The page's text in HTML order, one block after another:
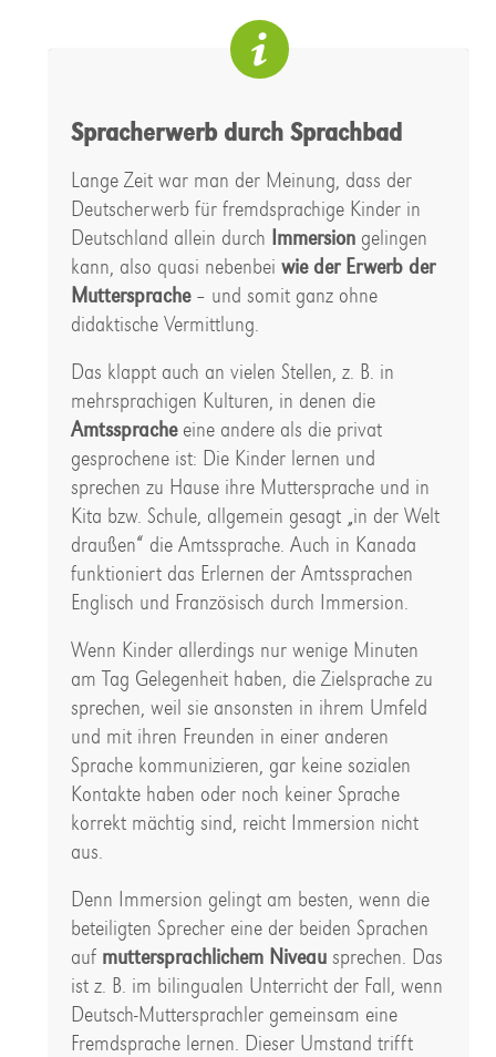
Spracherwerb durch Sprachbad
Lange Zeit war man der Meinung, dass der
Deutscherwerb für fremdsprachige Kinder in
Deutschland allein durch Immersiongelingen
kann, also quasi nebenbei wie der Erwerb der
Muttersprache– und somit ganz ohne
didaktische Vermittlung.
Das klappt auch an vielen Stellen, z. B. in
mehrsprachigen Kulturen, in denen die
Amtsspracheeine andere als die privat
gesprochene ist: Die Kinder lernen und
sprechen zu Hause ihre Muttersprache und in
Kita bzw. Schule, allgemein gesagt „in der Welt
draußen“ die Amtssprache. Auch in Kanada
funktioniert das Erlernen der Amtssprachen
Englisch und Französisch durch Immersion.
Wenn Kinder allerdings nur wenige Minuten
am Tag Gelegenheit haben, die Zielsprache zu
sprechen, weil sie ansonsten in ihrem Umfeld
und mit ihren Freunden in einer anderen
Sprache kommunizieren, gar keine sozialen
Kontakte haben oder noch keiner Sprache
korrekt mächtig sind, reicht Immersion nicht
aus.
Denn Immersion gelingt am besten, wenn die
beteiligten Sprecher eine der beiden Sprachen
auf muttersprachlichem Niveausprechen. Das
ist z. B. im bilingualen Unterricht der Fall, wenn
Deutsch-Muttersprachler gemeinsam eine
Fremdsprache lernen. Dieser Umstand trifft